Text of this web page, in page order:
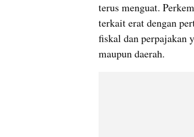
terus menguat.
terkait erat dengan
fiskal dan perpajakan
maupun daerah.